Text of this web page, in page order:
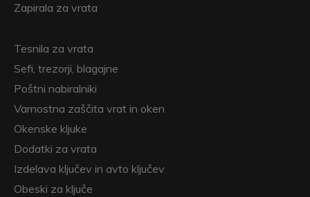
Zapirala za vrata
Tesnila za vrata
Sefi, trezorji, blagajne
Poštni nabiralniki
Varnostna zaščita vrat in oken
Okenske kljuke
Dodatki za vrata
Izdelava ključev in avto ključev
Obeski za ključe